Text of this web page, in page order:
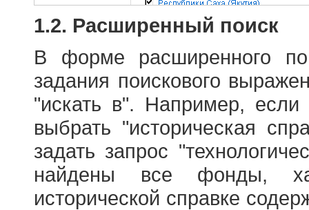
1.2. Расширенный поиск
В форме расширенного
задания поискового
"искать в". Например,
выбрать "историческая
задать запрос
найдены все фонды,
исторической справке